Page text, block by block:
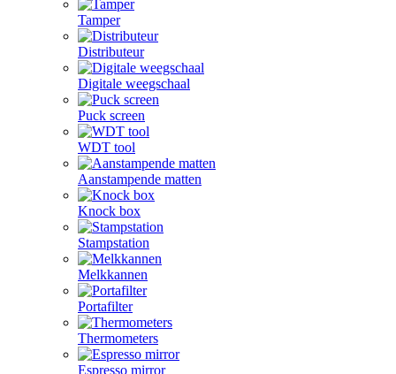
Tamper
Distributeur
Digitale weegschaal
Puck screen
WDT tool
Aanstampende matten
Knock box
Stampstation
Melkkannen
Portafilter
Thermometers
Espresso mirror